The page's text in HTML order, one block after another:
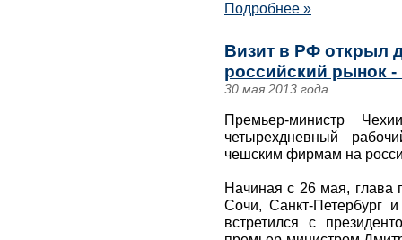
Подробнее »
Визит в РФ открыл
российский рынок
30 мая 2013 года
Премьер-министр
четырехдневный
чешским фирмам на
Начиная с 26 мая, глава
Сочи, Санкт-Петербург
встретился с